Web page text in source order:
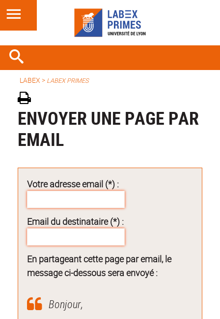
LABEX > LABEX PRIMES
ENVOYER UNE PAGE PAR
EMAIL
Votre adresse email (*) :
Email du destinataire (*) :
En partageant cette page par email, le
message ci-dessous sera envoyé :
Bonjour,